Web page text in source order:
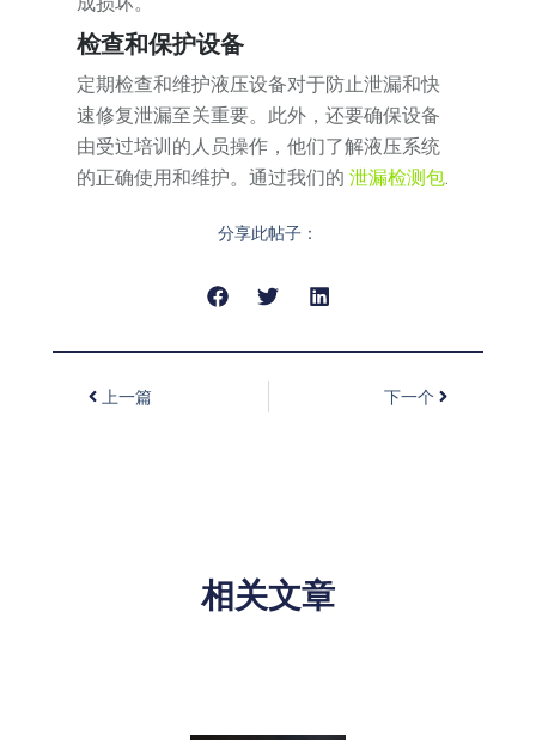
检查和保护设备
定期检查和维护液压设备对于防止泄漏和快
速修复泄漏至关重要。此外，还要确保设备
由受过培训的人员操作，他们了解液压系统
的正确使用和维护。通过我们的泄漏检测包.
分享此帖子：
上一篇 下一个
相关文章